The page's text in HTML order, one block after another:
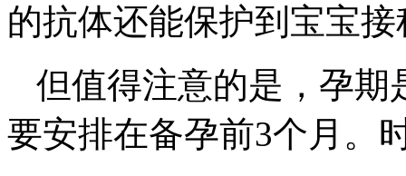
的抗体还能保护到宝宝
但值得注意的是，孕期
要安排在备孕前3个月。